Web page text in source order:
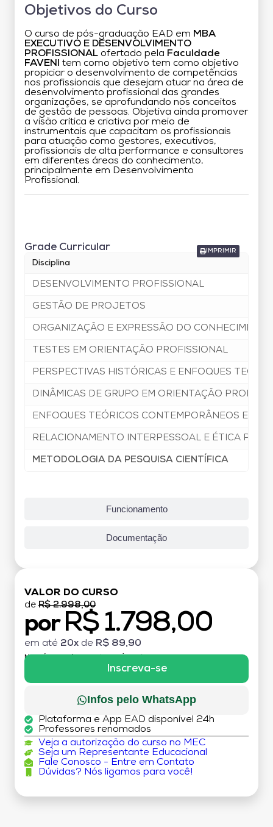
Objetivos do Curso
O curso de pós-graduação EAD em MBA
EXECUTIVO E DESENVOLVIMENTO
PROFISSIONAL ofertado pela Faculdade
FAVENI
tem como objetivo tem como objetivo
propiciar o desenvolvimento de competências
nos profissionais que desejam atuar na área de
desenvolvimento profissional das grandes
organizações, se aprofundando nos conceitos
de gestão de pessoas. Objetiva ainda promover
a visão crítica e criativa por meio de
instrumentais que capacitam os profissionais
para atuação como gestores, executivos,
profissionais de alta performance e consultores
em diferentes áreas do conhecimento,
principalmente em Desenvolvimento
Profissional.
Funcionamento
Documentação
IMPRIMIR
Grade Curricular
Disciplina
DESENVOLVIMENTO PROFISSIONAL
GESTÃO DE PROJETOS
ORGANIZAÇÃO E EXPRESSÃO DO
TESTES EM ORIENTAÇÃO PROFISSIONAL
PERSPECTIVAS HISTÓRICAS E ENFOQUES
DINÂMICAS DE GRUPO EM ORIENTAÇÃO
ENFOQUES TEÓRICOS CONTEMPORÂNEOS E
RELACIONAMENTO INTERPESSOAL E ÉTICA
METODOLOGIA DA PESQUISA CIENTÍFICA
VALOR DO CURSO
de R$ 2.998,00
por R$ 1.798,00
em até 20x de R$ 89,90
MATRÍCULA:
Inscreva-se
Infos pelo WhatsApp
Plataforma e App EAD disponível 24h
Professores renomados
Veja a autorização do curso no MEC
Seja um Representante Educacional
Fale Conosco - Entre em Contato
Dúvidas? Nós ligamos para você!